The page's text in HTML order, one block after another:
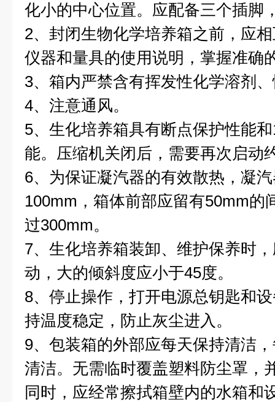
化小的中心位置。应配备三个插脚
2、封闭生物化学培养箱之前，应
仪器和量具的使用说明，掌握准确
3、箱内严禁含有挥发性化学溶剂
4、注意通风。
5、生化培养箱具有断点保护性能
能。压缩机关闭后，需要再次启动
6、为保证凝汽器的有效散热，凝
100mm，箱体前部应留有50mm的
过300mm。
7、生化培养箱装卸、维护保养时
动，大的倾斜度应小于45度。
8、停止操作，打开电源总钥匙和
持温度稳定，防止灰尘进入。
9、包装箱的外部应每天保持清洁
清洁。无需临时覆盖塑料防尘罩，
同时，应经常擦拭箱壁内的水箱和